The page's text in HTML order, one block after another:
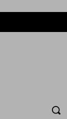
Cerca